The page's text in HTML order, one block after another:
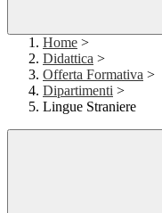
Home >
Didattica >
Offerta Formativa >
Dipartimenti >
Lingue Straniere